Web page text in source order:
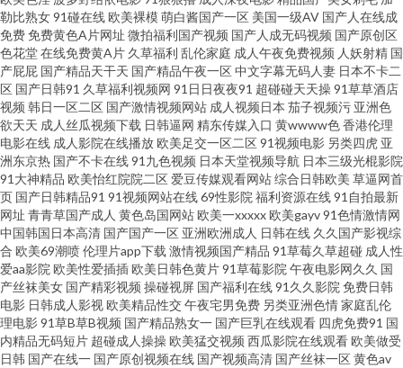
海角一区 九九久久99 三级久久片久久草 五月天色婷姐 白丝在线电影91 超碰
久久夜夜 高清日韩AV网址 国产精品永久免费 伊人久久黑料 欧美人妖在线 午
夜欧美性爱 足交AV 91黑丝高跟精品 福利导航久久 含羞草av在线 人人摸人人
干人人 三级片av操操 91青青草 99福利视频网 大香蕉久草91 国产精品性爱 国
产探花传媒 美女肏屄西瓜午夜 欧美孕妇性爱一区 四虎激情影院 香蕉视频网
站 制服丝袜做爱 91tv 91视频线上网站 肏屄精品大全 国产原创自拍av 久草黄
色网 另类美女图综合网 欧美美女内射 人妻九色 影音先锋91看片 91牛逼 avtt
自拍网 草比视频官网 大香蕉久久草 国产粉嫩网站 狠狠淫xx 久草亲人网 久久
勒比熟女91碰在线欧美裸模萌白酱国产一区 美国一级AV 国产人在线成
免费免费黄色A片网址 微拍福利国产视频 国产人成无码视频 国产原创区
色花堂在线免费黄A片 久草福利 乱伦家庭 成人午夜免费视频 人妖射精 国
产屁屁 国产精品天干天 国产精品午夜一区中文字幕无码人妻 日本不卡二
区 国产日韩91 久草福利视频网 91日日夜夜91 超碰碰天天操91草草酒店
视频 韩日一区二区 国产激情视频网站 成人视频日本 茄子视频污 亚洲色
欲天天 成人丝瓜视频下载 日韩逼网 精东传媒入口 黄wwww色香港伦理
电影在线 成人影院在线播放欧美足交一区二区91视频电影 另类四虎 亚
洲东京热 国产不卡在线91九色视频 日本天堂视频导航 日本三级光棍影院
91大神精品 欧美怡红院院二区 爱豆传媒观看网站综合日韩欧美 草逼网首
页 国产日韩精品91 91视频网站在线69性影院 福利资源在线91自拍最新
网址 青青草国产成人 黄色岛国网站欧美一xxxxx欧美gayv91色情激情网
中国韩国日本高清 国产国产一区 亚洲欧洲成人 日韩在线 久久国产影视综
合 欧美69潮喷伦理片app下载 激情视频国产精品 91草莓久草超碰 成人性
爱aa影院 欧美性爱插插欧美日韩色黄片91草莓影院 午夜电影网久久 国
产丝袜美女 国产精彩视频 操碰视屏 国产福利在线91久久影院 免费日韩
电影 日韩成人影视欧美精品性交午夜宅男免费 另类亚洲色情家庭乱伦
理电影91草B草B视频 国产精品熟女一 国产巨乳在线观看 四虎免费91 国
内精品无码短片 超碰成人操操欧美猛交视频 西瓜影院在线观看欧美做受
日韩 国产在线一 国产原创视频在线 国产视频高清 国产丝袜一区黄色av